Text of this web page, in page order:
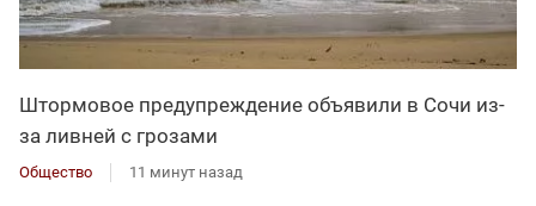
Штормовое предупреждение объявили в Сочи из-
за ливней с грозами
Общество 11 минут назад